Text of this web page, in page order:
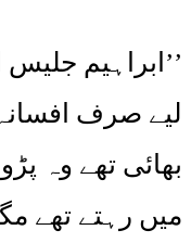
’’ابراہیم
لیے صرف
بھائی تھے وہ
میں رہتے تھے